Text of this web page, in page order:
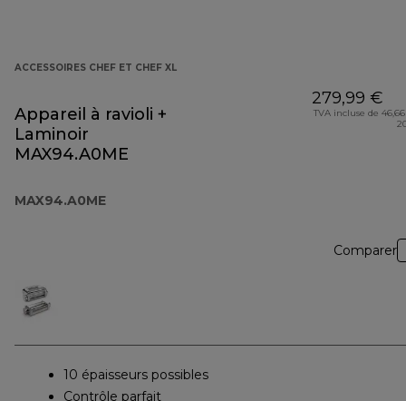
ACCESSOIRES CHEF ET CHEF XL
Appareil à ravioli +
Laminoir
MAX94.A0ME
MAX94.A0ME
279,99 €
TVA incluse de
Comparer
10 épaisseurs possibles
Contrôle parfait